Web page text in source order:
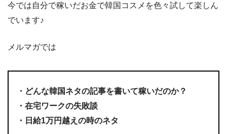
今では自分で稼いだお金で韓国コスメを色々試して楽しん
でいます♪
メルマガでは
・どんな韓国ネタの記事を書いて稼いだのか？
・在宅ワークの失敗談
・日給1万円越えの時のネタ